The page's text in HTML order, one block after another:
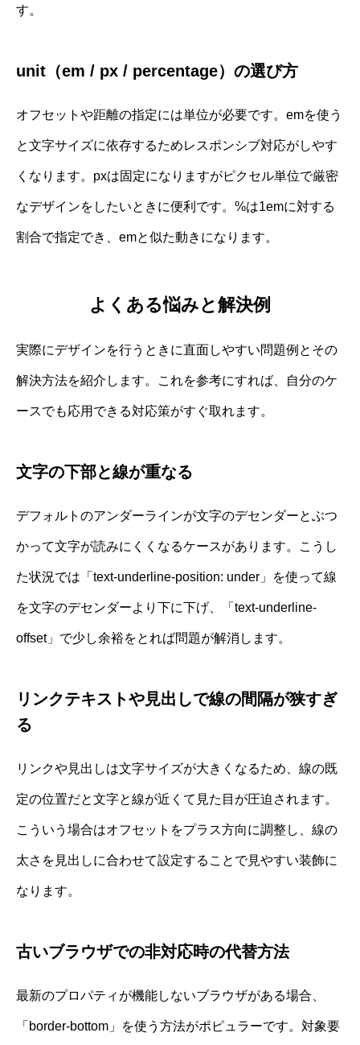
す。
unit（em / px / percentage）の選び方
オフセットや距離の指定には単位が必要です。emを使う
と文字サイズに依存するためレスポンシブ対応がしやす
くなります。pxは固定になりますがピクセル単位で厳密
なデザインをしたいときに便利です。%は1emに対する
割合で指定でき、emと似た動きになります。
よくある悩みと解決例
実際にデザインを行うときに直面しやすい問題例とその
解決方法を紹介します。これを参考にすれば、自分のケ
ースでも応用できる対応策がすぐ取れます。
文字の下部と線が重なる
デフォルトのアンダーラインが文字のデセンダーとぶつ
かって文字が読みにくくなるケースがあります。こうし
た状況では「text-underline-position: under」を使って線
を文字のデセンダーより下に下げ、「text-underline-
offset」で少し余裕をとれば問題が解消します。
リンクテキストや見出しで線の間隔が狭すぎ
る
リンクや見出しは文字サイズが大きくなるため、線の既
定の位置だと文字と線が近くて見た目が圧迫されます。
こういう場合はオフセットをプラス方向に調整し、線の
太さを見出しに合わせて設定することで見やすい装飾に
なります。
古いブラウザでの非対応時の代替方法
最新のプロパティが機能しないブラウザがある場合、
「border-bottom」を使う方法がポピュラーです。対象要